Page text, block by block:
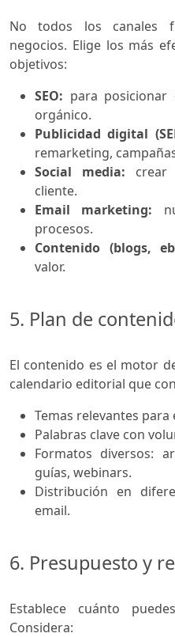
No todos los canales
negocios. Elige los más
objetivos:
SEO: para
orgánico.
Publicidad digital
remarketing,
Social media: crear
cliente.
Email marketing:
procesos.
Contenido (blogs,
valor.
5. Plan de
El contenido es el motor
calendario editorial que
Temas relevantes para
Palabras clave con
Formatos diversos:
guías, webinars.
Distribución en
email.
6. Presupuesto y
Establece cuánto
Considera: